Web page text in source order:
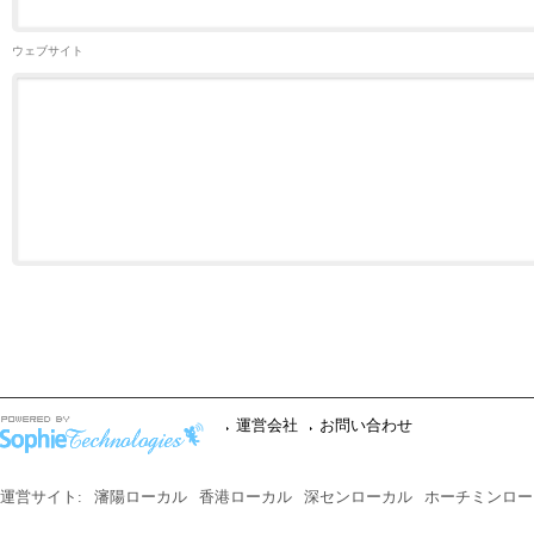
ウェブサイト
運営会社 お問い合わせ
運営サイト: 瀋陽ローカル 香港ローカル 深センローカル ホーチミンロ